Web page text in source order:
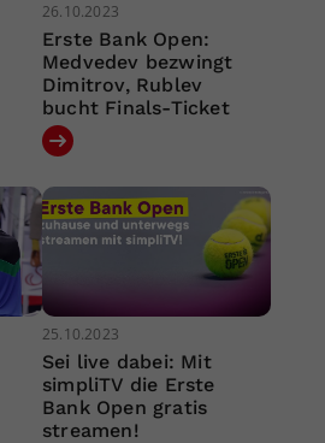
26.10.2023
Erste Bank Open:
Medvedev bezwingt
Dimitrov, Rublev
bucht Finals-Ticket
25.10.2023
Sei live dabei: Mit
simpliTV die Erste
Bank Open gratis
streamen!